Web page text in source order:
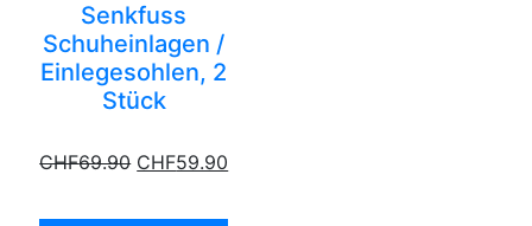
Senkfuss
Schuheinlagen /
Einlegesohlen, 2
Stück
CHF69.90 CHF59.90